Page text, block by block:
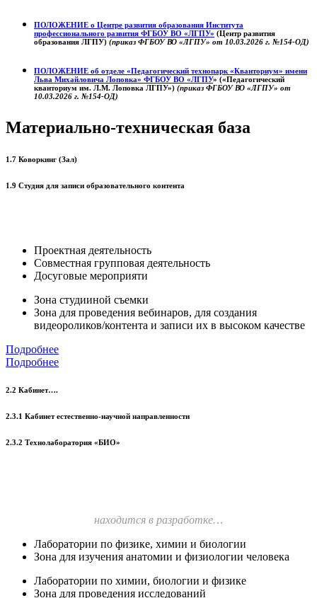
ПОЛОЖЕНИЕ о Центре развития образования Института
профессионального развития ФГБОУ ВО «ЛГПУ» (Центр развития
образования ЛГПУ) (приказ ФГБОУ ВО «ЛГПУ» от 10.03.2026 г. №154-ОД)
ПОЛОЖЕНИЕ об отделе «Педагогический технопарк «Кванториум» имени
Льва Михайловича Лоповка» ФГБОУ ВО «ЛГПУ» («Педагогический
кванториум им. Л.М. Лоповка ЛГПУ») (приказ ФГБОУ ВО «ЛГПУ» от
10.03.2026 г. №154-ОД)
Материально-техническая база
1.7 Коворкинг (Зал)
1.9 Студия для записи образовательного контента
Проектная деятельность
Совместная групповая деятельность
Досуговые мероприяти
Зона студииной съемки
Зона для проведения вебинаров, для создания
видеороликов/контента и записи их в высоком качестве
Подробнее
Подробнее
2.2 Кабинет….
2.3.1 Кабинет естественно-научной направленности
2.3.2 Технолаборатория «БИО»
находится в разработке…
Лаборатории по физике, химии и биологии
Зона для изучения анатомии и физиологии человека
Лаборатории по химии, биологии и физике
Зона для проведения исследований